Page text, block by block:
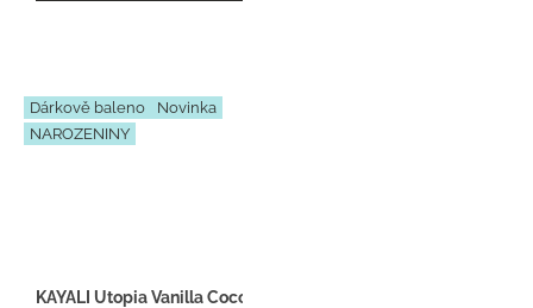
Dárkově baleno
Novinka
NAROZENINY
KAYALI Utopia Vanilla Coco 21 - Inspirace F066 - Dárkový